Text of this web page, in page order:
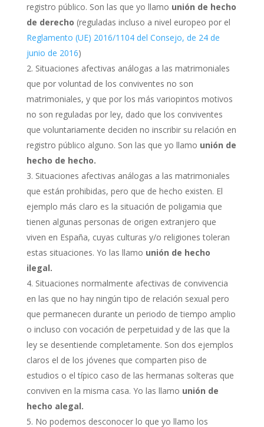
registro público. Son las que yo llamo unión de hecho
de derecho (reguladas incluso a nivel europeo por el
Reglamento (UE) 2016/1104 del Consejo, de 24 de
junio de 2016)
Situaciones afectivas análogas a las matrimoniales
que por voluntad de los conviventes no son
matrimoniales, y que por los más variopintos motivos
no son reguladas por ley, dado que los conviventes
que voluntariamente deciden no inscribir su relación en
registro público alguno. Son las que yo llamo unión de
hecho de hecho.
Situaciones afectivas análogas a las matrimoniales
que están prohibidas, pero que de hecho existen. El
ejemplo más claro es la situación de poligamia que
tienen algunas personas de origen extranjero que
viven en España, cuyas culturas y/o religiones toleran
estas situaciones. Yo las llamo unión de hecho
ilegal.
Situaciones normalmente afectivas de convivencia
en las que no hay ningún tipo de relación sexual pero
que permanecen durante un periodo de tiempo amplio
o incluso con vocación de perpetuidad y de las que la
ley se desentiende completamente. Son dos ejemplos
claros el de los jóvenes que comparten piso de
estudios o el típico caso de las hermanas solteras que
conviven en la misma casa. Yo las llamo unión de
hecho alegal.
No podemos desconocer lo que yo llamo los